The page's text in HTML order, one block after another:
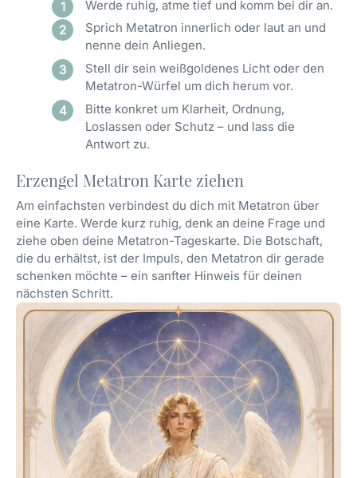
Werde ruhig, atme tief und komm bei dir an.
Sprich Metatron innerlich oder laut an und
nenne dein Anliegen.
Stell dir sein weißgoldenes Licht oder den
Metatron-Würfel um dich herum vor.
Bitte konkret um Klarheit, Ordnung,
Loslassen oder Schutz – und lass die
Antwort zu.
Erzengel Metatron Karte ziehen
Am einfachsten verbindest du dich mit Metatron über
eine Karte. Werde kurz ruhig, denk an deine Frage und
ziehe oben deine Metatron-Tageskarte. Die Botschaft,
die du erhältst, ist der Impuls, den Metatron dir gerade
schenken möchte – ein sanfter Hinweis für deinen
nächsten Schritt.